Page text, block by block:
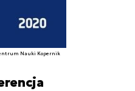
Nauki Kopernik